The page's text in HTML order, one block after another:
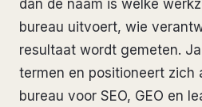
dan de naam is welke
bureau uitvoert, wie
resultaat wordt gemeten.
termen en positioneert zich
bureau voor SEO, GEO en